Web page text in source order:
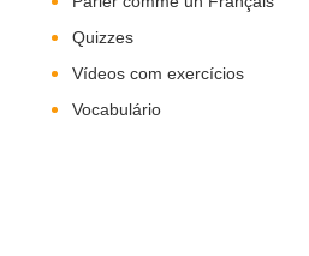
Quizzes
Vídeos com exercícios
Vocabulário